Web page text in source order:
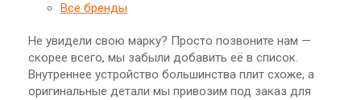
Все бренды
Не увидели свою марку? Просто позвоните нам —
скорее всего, мы забыли добавить её в список.
Внутреннее устройство большинства плит схоже, а
оригинальные детали мы привозим под заказ для